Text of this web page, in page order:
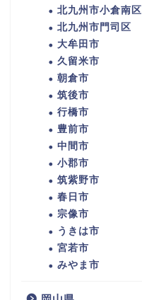
北九州市小倉南区
北九州市門司区
大牟田市
久留米市
朝倉市
筑後市
行橋市
豊前市
中間市
小郡市
筑紫野市
春日市
宗像市
うきは市
宮若市
みやま市